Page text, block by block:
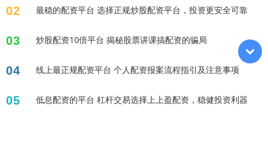
02 最稳的配资平台 选择正规炒股配资平台，投资更安全可靠
03 炒股配资10倍平台 揭秘股票讲课搞配资的骗局
04 线上最正规配资平台 个人配资报案流程指引及注意事项
05 低息配资的平台 杠杆交易选择上上盈配资，稳健投资利器